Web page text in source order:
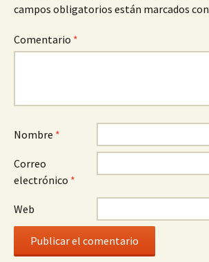
campos obligatorios están marcados con
Comentario *
Nombre *
Correo
electrónico *
Web